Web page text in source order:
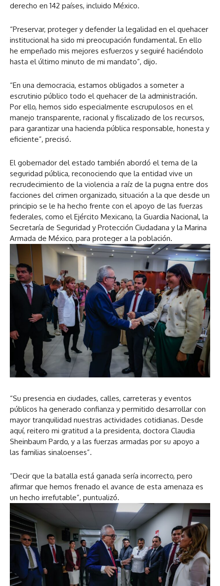
derecho en 142 países, incluido México.
“Preservar, proteger y defender la legalidad en el quehacer
institucional ha sido mi preocupación fundamental. En ello
he empeñado mis mejores esfuerzos y seguiré haciéndolo
hasta el último minuto de mi mandato”, dijo.
“En una democracia, estamos obligados a someter a
escrutinio público todo el quehacer de la administración.
Por ello, hemos sido especialmente escrupulosos en el
manejo transparente, racional y fiscalizado de los recursos,
para garantizar una hacienda pública responsable, honesta y
eficiente”, precisó.
El gobernador del estado también abordó el tema de la
seguridad pública, reconociendo que la entidad vive un
recrudecimiento de la violencia a raíz de la pugna entre dos
facciones del crimen organizado, situación a la que desde un
principio se le ha hecho frente con el apoyo de las fuerzas
federales, como el Ejército Mexicano, la Guardia Nacional, la
Secretaría de Seguridad y Protección Ciudadana y la Marina
Armada de México, para proteger a la población.
“Su presencia en ciudades, calles, carreteras y eventos
públicos ha generado confianza y permitido desarrollar con
mayor tranquilidad nuestras actividades cotidianas. Desde
aquí, reitero mi gratitud a la presidenta, doctora Claudia
Sheinbaum Pardo, y a las fuerzas armadas por su apoyo a
las familias sinaloenses”.
“Decir que la batalla está ganada sería incorrecto, pero
afirmar que hemos frenado el avance de esta amenaza es
un hecho irrefutable”, puntualizó.